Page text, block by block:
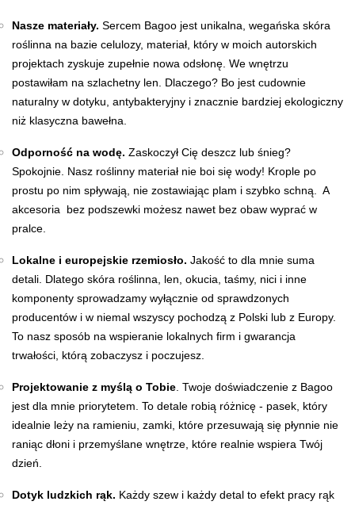
Nasze materiały. Sercem Bagoo jest unikalna, wegańska skóra
roślinna na bazie celulozy, materiał, który w moich autorskich
projektach zyskuje zupełnie nowa odsłonę. We wnętrzu
postawiłam na szlachetny len. Dlaczego? Bo jest cudownie
naturalny w dotyku, antybakteryjny i znacznie bardziej ekologiczny
niż klasyczna bawełna.
Odporność na wodę. Zaskoczył Cię deszcz lub śnieg?
Spokojnie. Nasz roślinny materiał nie boi się wody! Krople po
prostu po nim spływają, nie zostawiając plam i szybko schną. A
akcesoria bez podszewki możesz nawet bez obaw wyprać w
pralce.
Lokalne i europejskie rzemiosło. Jakość to dla mnie suma
detali. Dlatego skóra roślinna, len, okucia, taśmy, nici i inne
komponenty sprowadzamy wyłącznie od sprawdzonych
producentów i w niemal wszyscy pochodzą z Polski lub z Europy.
To nasz sposób na wspieranie lokalnych firm i gwarancja
trwałości, którą zobaczysz i poczujesz.
Projektowanie z myślą o Tobie . Twoje doświadczenie z Bagoo
jest dla mnie priorytetem. To detale robią różnicę - pasek, który
idealnie leży na ramieniu, zamki, które przesuwają się płynnie nie
raniąc dłoni i przemyślane wnętrze, które realnie wspiera Twój
dzień.
Dotyk ludzkich rąk. Każdy szew i każdy detal to efekt pracy rąk